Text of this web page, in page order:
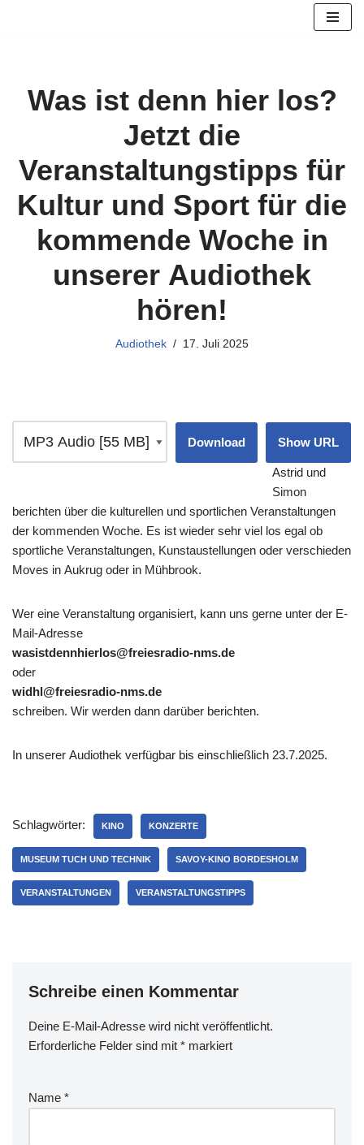
Was ist denn hier los?
Jetzt die
Veranstaltungstipps für
Kultur und Sport für die
kommende Woche in
unserer Audiothek
hören!
Audiothek 17. Juli 2025
Download Show URL
Astrid und
Simon
berichten über die kulturellen und sportlichen Veranstaltungen
der kommenden Woche. Es ist wieder sehr viel los egal ob
sportliche Veranstaltungen, Kunstaustellungen oder verschieden
Moves in Aukrug oder in Mühbrook.
Wer eine Veranstaltung organisiert, kann uns gerne unter der E-
Mail-Adresse
wasistdennhierlos@freiesradio-nms.de
oder
widhl@freiesradio-nms.de
schreiben. Wir werden dann darüber berichten.
In unserer Audiothek verfügbar bis einschließlich 23.7.2025.
Schlagwörter: KINO KONZERTE
MUSEUM TUCH UND TECHNIK SAVOY-KINO BORDESHOLM
VERANSTALTUNGEN VERANSTALTUNGSTIPPS
Schreibe einen Kommentar
Deine E-Mail-Adresse wird nicht veröffentlicht.
Erforderliche Felder sind mit * markiert
Name *